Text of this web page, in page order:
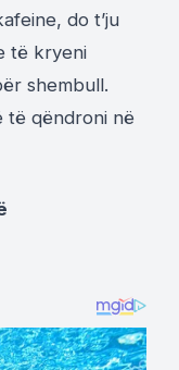
do t’ju
të kryeni
shembull.
të qëndroni në